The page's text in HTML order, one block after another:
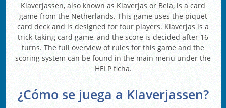
Klaverjassen, also known as Klaverjas or Bela, is a card
game from the Netherlands. This game uses the piquet
card deck and is designed for four players. Klaverjas is a
trick-taking card game, and the score is decided after 16
turns. The full overview of rules for this game and the
scoring system can be found in the main menu under the
HELP ficha.
¿Cómo se juega a Klaverjassen?